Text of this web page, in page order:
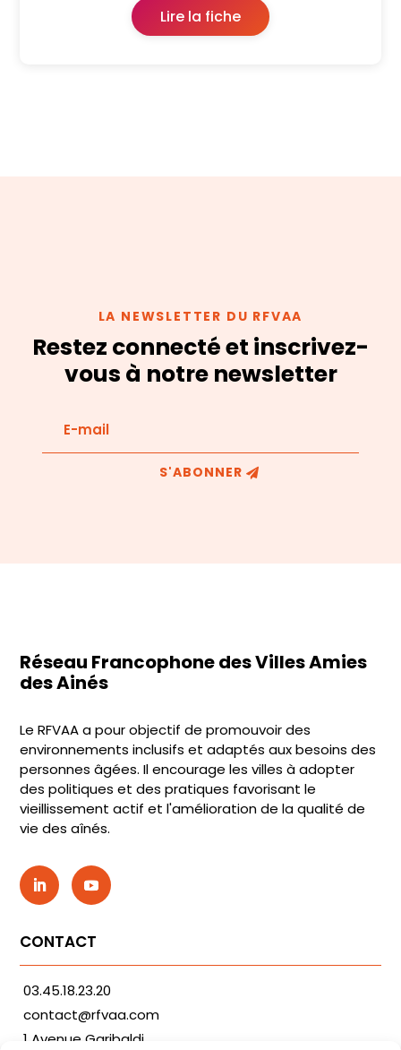
Lire la fiche
LA NEWSLETTER DU RFVAA
Restez connecté et inscrivez-
vous à notre newsletter
S'ABONNER
Réseau Francophone des Villes Amies
des Ainés
Le RFVAA a pour objectif de promouvoir des
environnements inclusifs et adaptés aux besoins des
personnes âgées. Il encourage les villes à adopter
des politiques et des pratiques favorisant le
vieillissement actif et l'amélioration de la qualité de
vie des aînés.
CONTACT
03.45.18.23.20
contact@rfvaa.com
1 Avenue Garibaldi